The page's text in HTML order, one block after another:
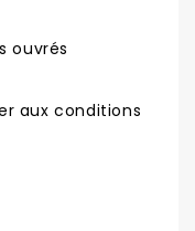
ouvrés
aux conditions